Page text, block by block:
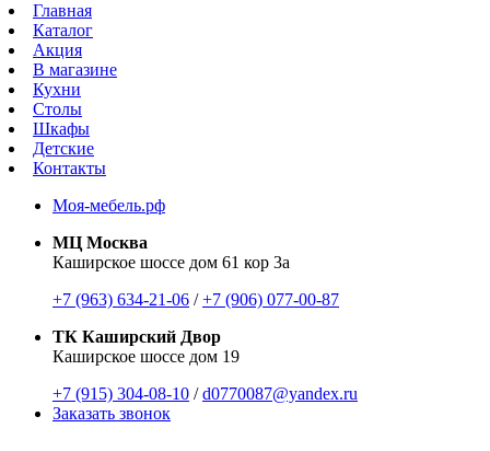
Главная
Каталог
Акция
В магазине
Кухни
Столы
Шкафы
Детские
Контакты
Моя-мебель.рф
МЦ Москва
Каширское шоссе дом 61 кор 3а
+7 (963) 634-21-06 /+7 (906) 077-00-87
ТК Каширский Двор
Каширское шоссе дом 19
+7 (915) 304-08-10 /d0770087@yandex.ru
Заказать звонок